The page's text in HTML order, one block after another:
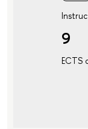
9
ECTS